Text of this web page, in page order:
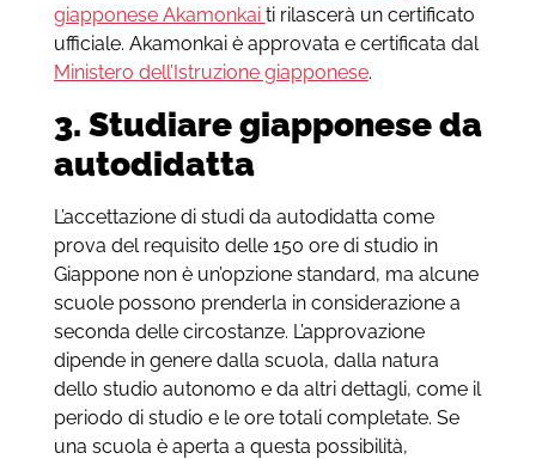
giapponese Akamonkai ti rilascerà un certificato
ufficiale. Akamonkai è approvata e certificata dal
Ministero dell’Istruzione giapponese.
3. Studiare giapponese da
autodidatta
L’accettazione di studi da autodidatta come
prova del requisito delle 150 ore di studio in
Giappone non è un’opzione standard, ma alcune
scuole possono prenderla in considerazione a
seconda delle circostanze. L’approvazione
dipende in genere dalla scuola, dalla natura
dello studio autonomo e da altri dettagli, come il
periodo di studio e le ore totali completate. Se
una scuola è aperta a questa possibilità,